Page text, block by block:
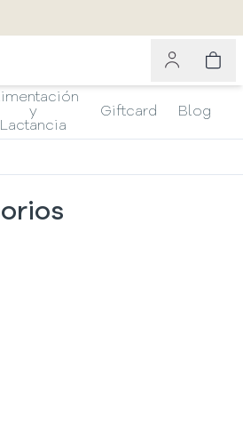
y
Lactancia
Giftcard Blog